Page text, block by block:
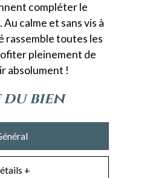
compléter le
calme et sans vis à
rassemble toutes les
pleinement de
absolument !
bien
+